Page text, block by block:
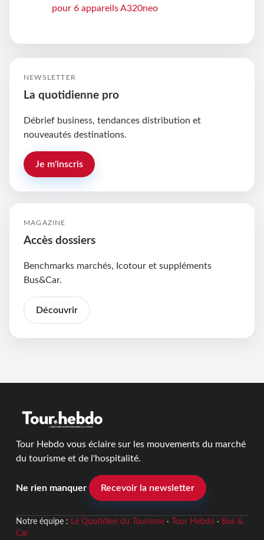
pour 6 appareils A320neo
NEWSLETTER
La quotidienne pro
Débrief business, tendances distribution et
nouveautés destinations.
Je m'inscris
MAGAZINE
Accès dossiers
Benchmarks marchés, Icotour et suppléments
Bus&Car.
Découvrir
Tour Hebdo vous éclaire sur les mouvements du marché
du tourisme et de l'hospitalité.
Ne rien manquer Recevoir la newsletter
Notre équipe : Le Quotidien du Tourisme· Tour Hebdo· Bus &
Car